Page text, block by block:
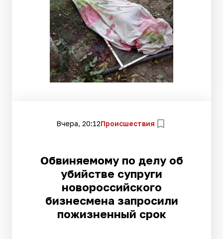
Вчера, 20:12Происшествия
Обвиняемому по делу об
убийстве супруги
новороссийского
бизнесмена запросили
пожизненный срок